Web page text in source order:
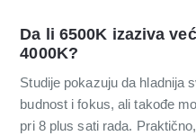
Da li 6500K izaziva
4000K?
Studije pokazuju da hladnija
budnost i fokus, ali takođe
pri 8 plus sati rada.